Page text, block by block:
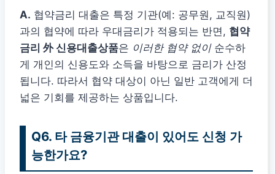
A. 협약금리 대출은 특정 기관(예: 공무원, 교직원)
과의 협약에 따라 우대금리가 적용되는 반면, 협약
금리 外 신용대출상품은 이러한 협약 없이순수하
게 개인의 신용도와 소득을 바탕으로 금리가 산정
됩니다. 따라서 협약 대상이 아닌 일반 고객에게 더
넓은 기회를 제공하는 상품입니다.
Q6. 타 금융기관 대출이 있어도 신청 가
능한가요?